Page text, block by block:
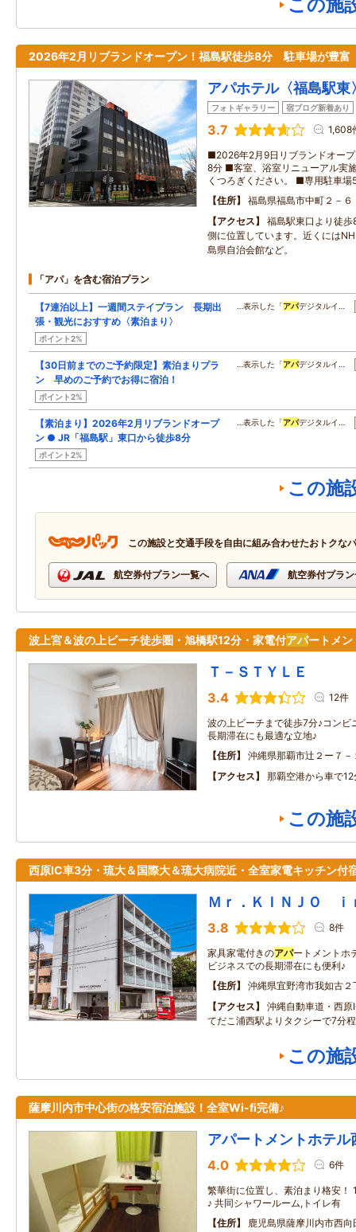
この施
2026年2月リブランドオープン！福島駅徒歩8分 駐車場が豊富
アパホテル〈福島駅東
フォトギャラリー 宿ブログ新着あり
3.7 1,608
■2026年2月9日リブランドオー
8分 ■客室、浴室リニューアル実
くつろぎください。 ■専用駐車場
住所
福島県福島市中町２－６
アクセス
福島駅東口より徒
側に位置しています。近くには
島県自治会館など。
「アパ」を含む宿泊プラン
【7連泊以上】一週間ステイプラン 長期出
張・観光におすすめ〈素泊まり〉
ポイント2%
…表示した「アパデジタルイ…
【30日前までのご予約限定】素泊まりプラ
ン 早めのご予約でお得に宿泊！
ポイント2%
…表示した「アパデジタルイ…
【素泊まり】2026年2月リブランドオープ
ン ● JR「福島駅」東口から徒歩8分
ポイント2%
…表示した「アパデジタルイ…
この施
この施設と交通手段を自由に組み合わせたおトクな
航空券付プラン一覧へ 航空券付プラ
波上宮＆波の上ビーチ徒歩圏・旭橋駅12分・家電付アパートメン
Ｔ－ＳＴＹＬＥ
3.4 12件
波の上ビーチまで徒歩7分♪コンビ
長期滞在にも最適な立地♪
住所
沖縄県那覇市辻２ー７－
アクセス
那覇空港から車で12
この施
西原IC車3分・琉大＆国際大＆琉大病院近・全室家電キッチン付
Ｍｒ．ＫＩＮＪＯ
3.8 8件
家具家電付きのアパートメントホ
ビジネスでの長期滞在にも便利♪
住所
沖縄県宜野湾市我如古
アクセス
沖縄自動車道・西
てだこ浦西駅よりタクシーで7分
この施
薩摩川内市中心街の格安宿泊施設！全室Wi-fi完備♪
アパートメントホテル
4.0 6件
繁華街に位置し、素泊まり格安！
♪ 共同シャワールーム,トイレ有
住所
鹿児島県薩摩川内市西